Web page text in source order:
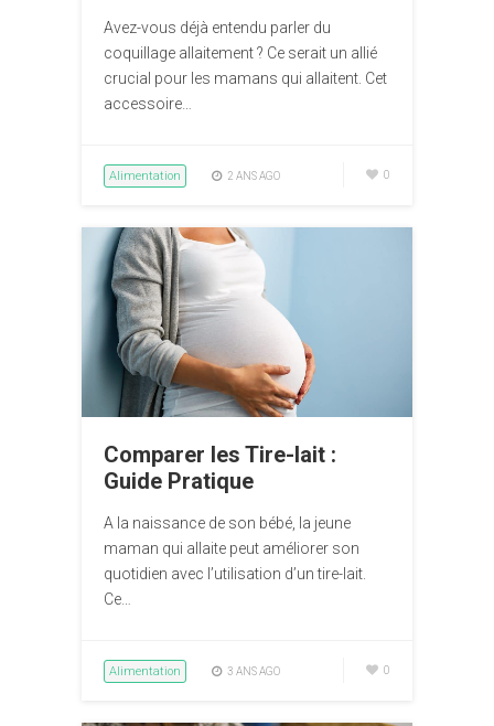
Avez-vous déjà entendu parler du
coquillage allaitement ? Ce serait un allié
crucial pour les mamans qui allaitent. Cet
accessoire…
Alimentation 2 ANS AGO 0
Comparer les Tire-lait :
Guide Pratique
A la naissance de son bébé, la jeune
maman qui allaite peut améliorer son
quotidien avec l’utilisation d’un tire-lait.
Ce…
Alimentation 3 ANS AGO 0